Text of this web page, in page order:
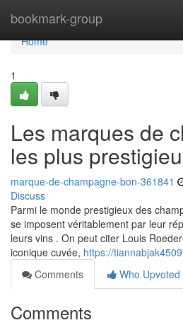
bookmark-group
Home
Home
1
Les marques de
les plus
marque-de-champagne-bon-361841
Discuss
Parmi le monde prestigieux des
se imposent véritablement par leur
leurs vins . On peut citer Louis
iconique cuvée, https://
Comments
Who Upvoted
Comments